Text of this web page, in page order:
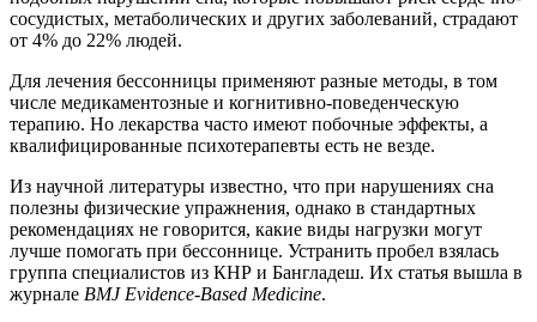
сосудистых, метаболических и других заболеваний, страдают
от 4% до 22% людей.
Для лечения бессонницы применяют разные методы, в том
числе медикаментозные и когнитивно-поведенческую
терапию. Но лекарства часто имеют побочные эффекты, а
квалифицированные психотерапевты есть не везде.
Из научной литературы известно, что при нарушениях сна
полезны физические упражнения, однако в стандартных
рекомендациях не говорится, какие виды нагрузки могут
лучше помогать при бессоннице. Устранить пробел взялась
группа специалистов из КНР и Бангладеш. Их статья вышла в
журнале BMJ Evidence-Based Medicine.